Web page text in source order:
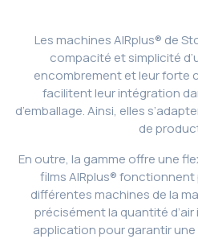
Les machines AIRplus® de
compacité et simplicité
encombrement et leur forte
facilitent leur intégration
d’emballage. Ainsi, elles
de
En outre, la gamme offre une
films AIRplus®
différentes machines de la
précisément la quantité
application pour garantir